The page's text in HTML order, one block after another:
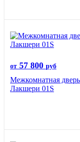
от 57 800 руб
Межкомнатная дверь
Лакшери 01S